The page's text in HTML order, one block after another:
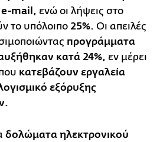
mail, ενώ οι λήψεις στο
το υπόλοιπο 25%. Οι απειλές
προγράμματα
κατά 24%, εν μέρει
κατεβάζουν εργαλεία
εξόρυξης
δολώματα ηλεκτρονικού